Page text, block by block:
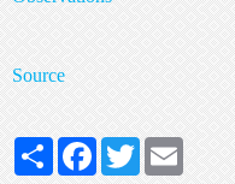
PartagerFacebook
TwitterEmail